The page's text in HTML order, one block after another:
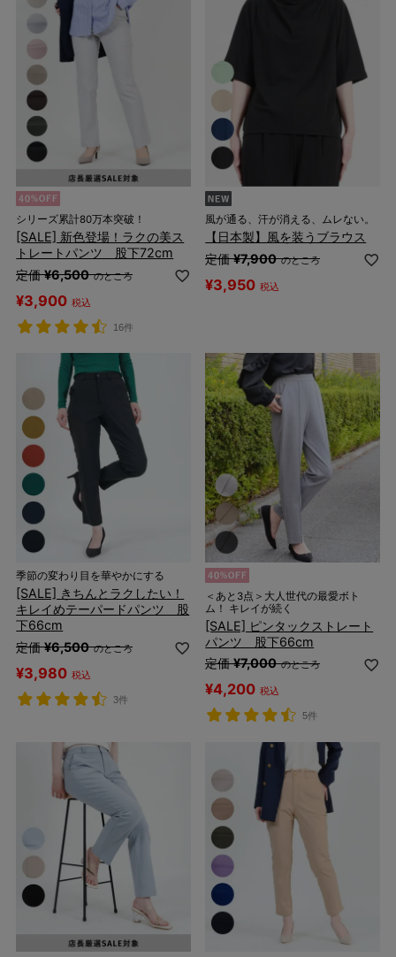
シリーズ累計80万本突破！
[SALE] 新色登場！ラクの美ス
トレートパンツ 股下72cm
定価 ¥6,500 のところ
¥3,900 税込
16件
風が通る、汗が消える、ムレない。
【日本製】風を装うブラウス
定価 ¥7,900 のところ
¥3,950 税込
季節の変わり目を華やかにする
[SALE] きちんとラクしたい！
キレイめテーパードパンツ 股
下66cm
定価 ¥6,500 のところ
¥3,980 税込
3件
＜あと3点＞大人世代の最愛ボト
ム！ キレイが続く
[SALE] ピンタックストレート
パンツ 股下66cm
定価 ¥7,000 のところ
¥4,200 税込
5件